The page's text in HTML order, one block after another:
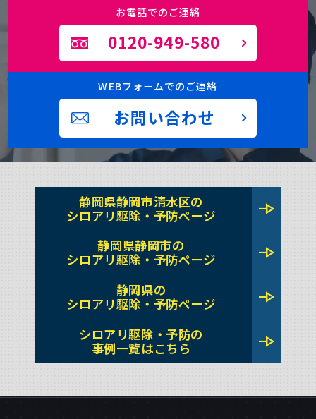
お電話でのご連絡
0120-949-580
WEBフォームでのご連絡
お問い合わせ
静岡県静岡市清水区の
シロアリ駆除・予防ページ
line_end_arrow
静岡県静岡市の
シロアリ駆除・予防ページ
line_end_arrow
静岡県の
シロアリ駆除・予防ページ
line_end_arrow
シロアリ駆除・予防の
事例一覧はこちら
line_end_arrow